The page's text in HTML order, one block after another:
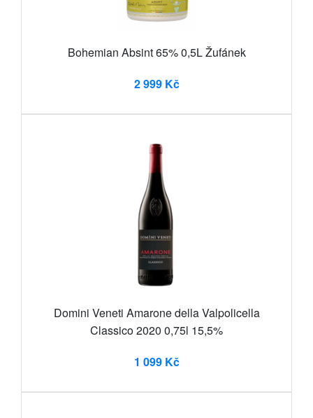
Bohemian Absint 65% 0,5L Žufánek
2 999 Kč
Domini Veneti Amarone della Valpolicella
Classico 2020 0,75l 15,5%
1 099 Kč